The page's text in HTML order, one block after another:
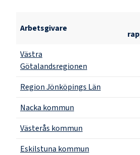
Arbetsgivare
Västra
Götalandsregionen
Region Jönköpings Län
Nacka kommun
Västerås kommun
Eskilstuna kommun